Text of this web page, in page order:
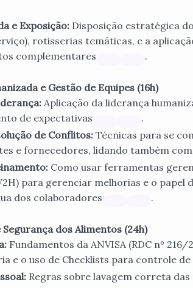
e Exposição: Disposição estratégica
rotisserias temáticas, e a
complementares
.
e Gestão de Equipes (16h)
Aplicação da liderança
de expectativas
.
de Conflitos: Técnicas para se
e fornecedores, lidando também
Como usar ferramentas
para gerenciar melhorias e o papel
dos colaboradores
.
dos Alimentos (24h)
Fundamentos da ANVISA (RDC nº 216/
e o uso de Checklists para controle de
Regras sobre lavagem correta